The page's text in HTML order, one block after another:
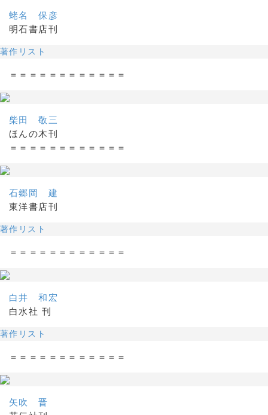
蛯名 保彦
明石書店刊
著作リスト
＝＝＝＝＝＝＝＝＝＝＝＝
柴田 敬三
ほんの木刊
＝＝＝＝＝＝＝＝＝＝＝＝
石郷岡 建
東洋書店刊
著作リスト
＝＝＝＝＝＝＝＝＝＝＝＝
白井 和宏
白水社 刊
著作リスト
＝＝＝＝＝＝＝＝＝＝＝＝
矢吹 晋